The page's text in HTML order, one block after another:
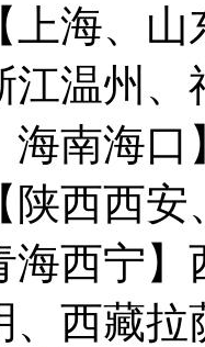
上海、山
江温州、
南海口
陕西西安
西宁】
西藏拉